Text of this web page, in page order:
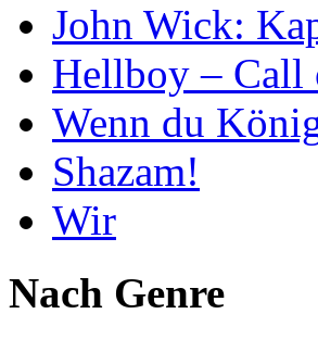
John Wick:
Hellboy – Call
Wenn du
Shazam!
Wir
Nach Genre